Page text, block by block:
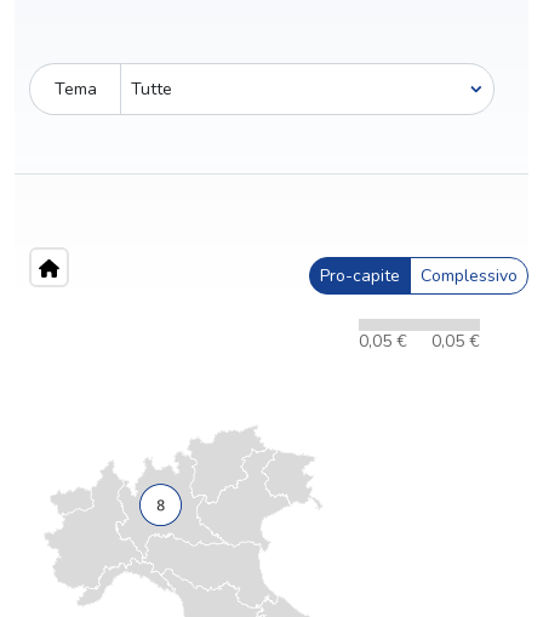
Tema
Pro-capite Complessivo
0,05 € 0,05 €